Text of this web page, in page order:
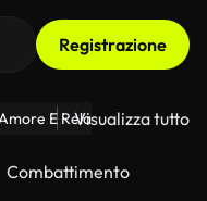
Registrazione
E Relazioni Il
Visualizza tutto
Combattimento